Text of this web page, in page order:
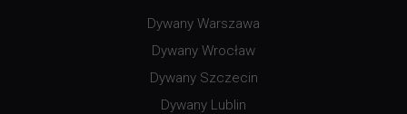
Dywany Warszawa
Dywany Wrocław
Dywany Szczecin
Dywany Lublin